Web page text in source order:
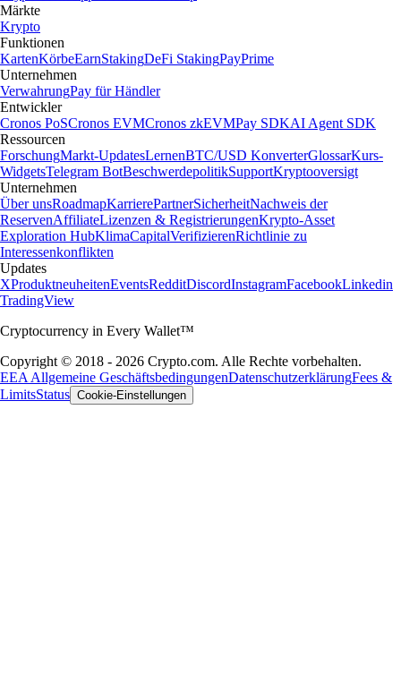
Märkte
Krypto
Funktionen
KartenKörbeEarnStakingDeFi StakingPayPrime
Unternehmen
VerwahrungPay für Händler
Entwickler
Cronos PoSCronos EVMCronos zkEVMPay SDKAI Agent SDK
Ressourcen
ForschungMarkt-UpdatesLernenBTC/USD KonverterGlossarKurs-
WidgetsTelegram BotBeschwerdepolitikSupportKryptooversigt
Unternehmen
Über unsRoadmapKarrierePartnerSicherheitNachweis der
ReservenAffiliateLizenzen & RegistrierungenKrypto-Asset
Exploration HubKlimaCapitalVerifizierenRichtlinie zu
Interessenkonflikten
Updates
XProduktneuheitenEventsRedditDiscordInstagramFacebookLinkedin
TradingView
Cryptocurrency in Every Wallet™
Copyright © 2018 - 2026 Crypto.com. Alle Rechte vorbehalten.
EEA Allgemeine GeschäftsbedingungenDatenschutzerklärungFees &
LimitsStatus Cookie-Einstellungen